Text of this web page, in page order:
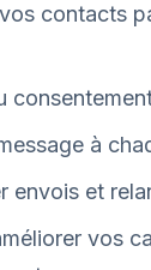
contacts
à
envois et
vos